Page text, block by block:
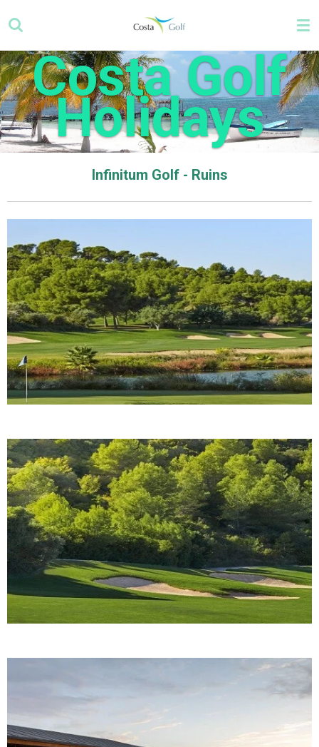
Hauptinhalt
springenCosta Golf
Holidays
Infinitum Golf - Ruins